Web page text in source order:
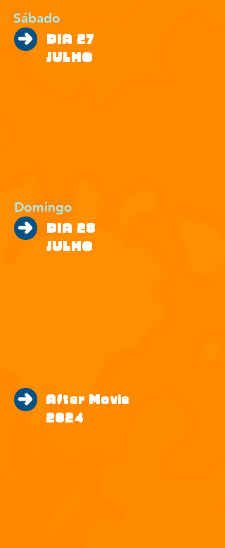
Sábado
DIA 27
JULHO
Domingo
DIA 28
JULHO
After Movie
2024